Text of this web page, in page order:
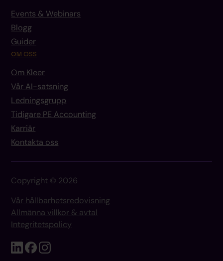
Events & Webinars
Blogg
Guider
OM OSS
Om Kleer
Vår AI-satsning
Ledningsgrupp
Tidigare PE Accounting
Karriär
Kontakta oss
Copyright © 2026
Vår hållbarhetsredovisning
Allmänna villkor & avtal
Integritetspolicy